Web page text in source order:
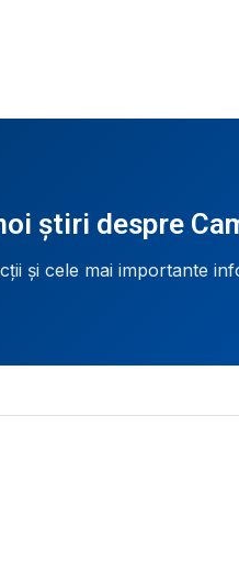
știri despre
și cele mai importante